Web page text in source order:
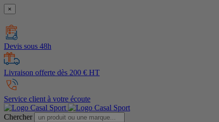
×
Devis sous 48h
Livraison offerte dès 200 € HT
Service client à votre écoute
Chercher